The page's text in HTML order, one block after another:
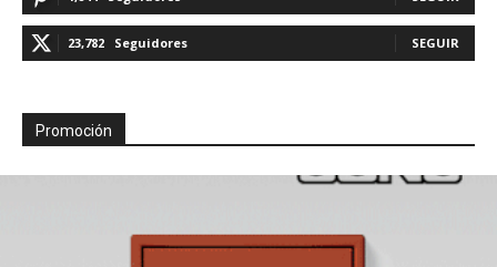
23,782 Seguidores SEGUIR
Promoción